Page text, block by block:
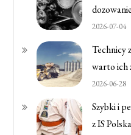
2026-07-04
Technicy
warto ich
2026-06-28
Szybki i
z IS Polska